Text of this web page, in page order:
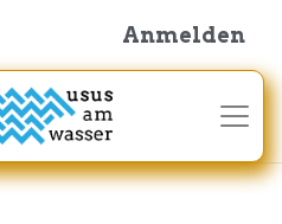
Anmelden